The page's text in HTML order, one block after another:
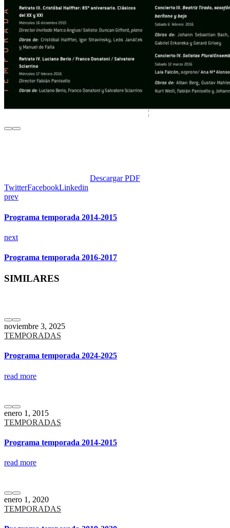
Descargar PDF
TwitterFacebookLinkedin
prev
Programa temporada 2014-2015
next
Programa temporada 2016-2017
SIMILARES
noviembre 3, 2025
TEMPORADAS
Programa temporada 2024-2025
read more
enero 1, 2015
TEMPORADAS
Programa temporada 2014-2015
read more
enero 1, 2020
TEMPORADAS